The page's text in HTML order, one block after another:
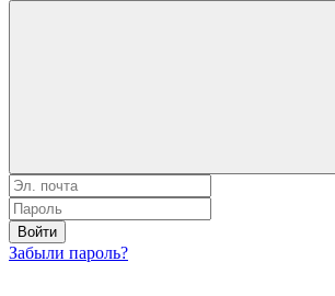
Войти
Забыли пароль?